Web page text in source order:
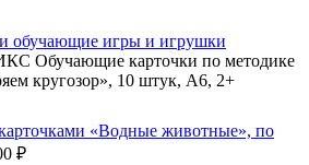
обучающие игры и игрушки
Обучающие карточки по методике
кругозор», 10 штук, А6, 2+
«Водные животные», по
₽